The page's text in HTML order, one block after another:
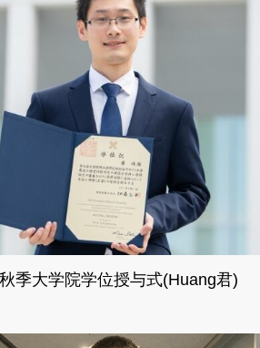
季大学院学位授与式(Huang君)